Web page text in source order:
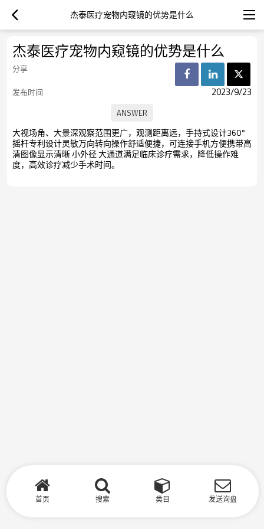
杰泰医疗宠物内窥镜的优势是什么
杰泰医疗宠物内窥镜的优势是什么
分享
发布时间
2023/9/23
大视场角、大景深观察范围更广，观测距离远， 手持式设计360°
摇杆专利设计灵敏万向转向操作舒适便捷，可连接手机方便携带高
清图像显示清晰 小外径 大通道满足临床诊疗需求， 降低操作难
度，高效诊疗减少手术时间。
首页 搜索 类目 发送询盘